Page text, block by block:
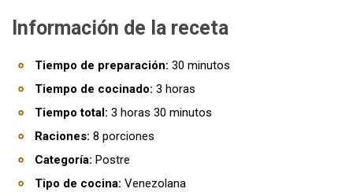
Información de la receta
Tiempo de preparación: 30 minutos
Tiempo de cocinado: 3 horas
Tiempo total: 3 horas 30 minutos
Raciones: 8 porciones
Categoría: Postre
Tipo de cocina: Venezolana